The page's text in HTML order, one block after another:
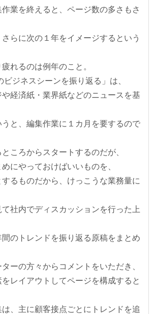
業を終えると、ページ数の多さもさ
らに次の１年をイメージするという
れるのは例年のこと。
ジネスシーンを振り返る」は、
経済紙・業界紙などのニュースを基
うと、編集作業に１カ月を要するので
ころからスタートするのだが、
にやっておけばいいものを、
るものだから、けっこうな業務量に
社内でディスカッションを行った上
のトレンドを振り返る原稿をまとめ
ーの方々からコメントをいただき、
レイアウトしてページを構成すると
、主に顧客接点ごとにトレンドを追